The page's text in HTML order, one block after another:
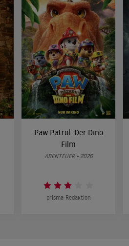
Paw Patrol: Der Dino
Film
ABENTEUER • 2026
prisma-Redaktion